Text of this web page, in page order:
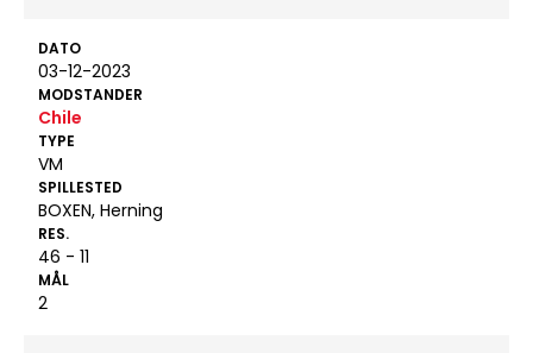
DATO
03-12-2023
MODSTANDER
Chile
TYPE
VM
SPILLESTED
BOXEN, Herning
RES.
46 - 11
MÅL
2